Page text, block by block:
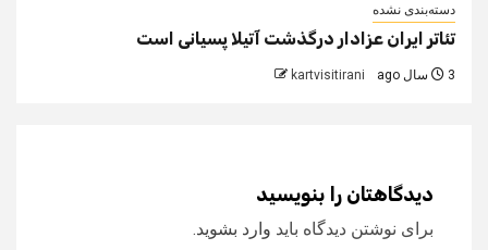
دسته‌بندی نشده
تئاتر ایران عزادار درگذشت آتیلا پسیانی است
3 سال ago kartvisitirani
دیدگاهتان را بنویسید
برای نوشتن دیدگاه باید وارد بشوید.